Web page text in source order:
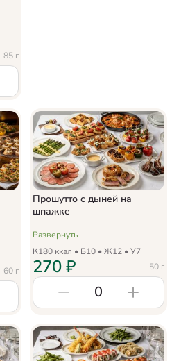
85 г
60 г
Прошутто с дыней на
шпажке
Развернуть
К180 ккал • Б10 • Ж12 • У7
50 г
270₽
0